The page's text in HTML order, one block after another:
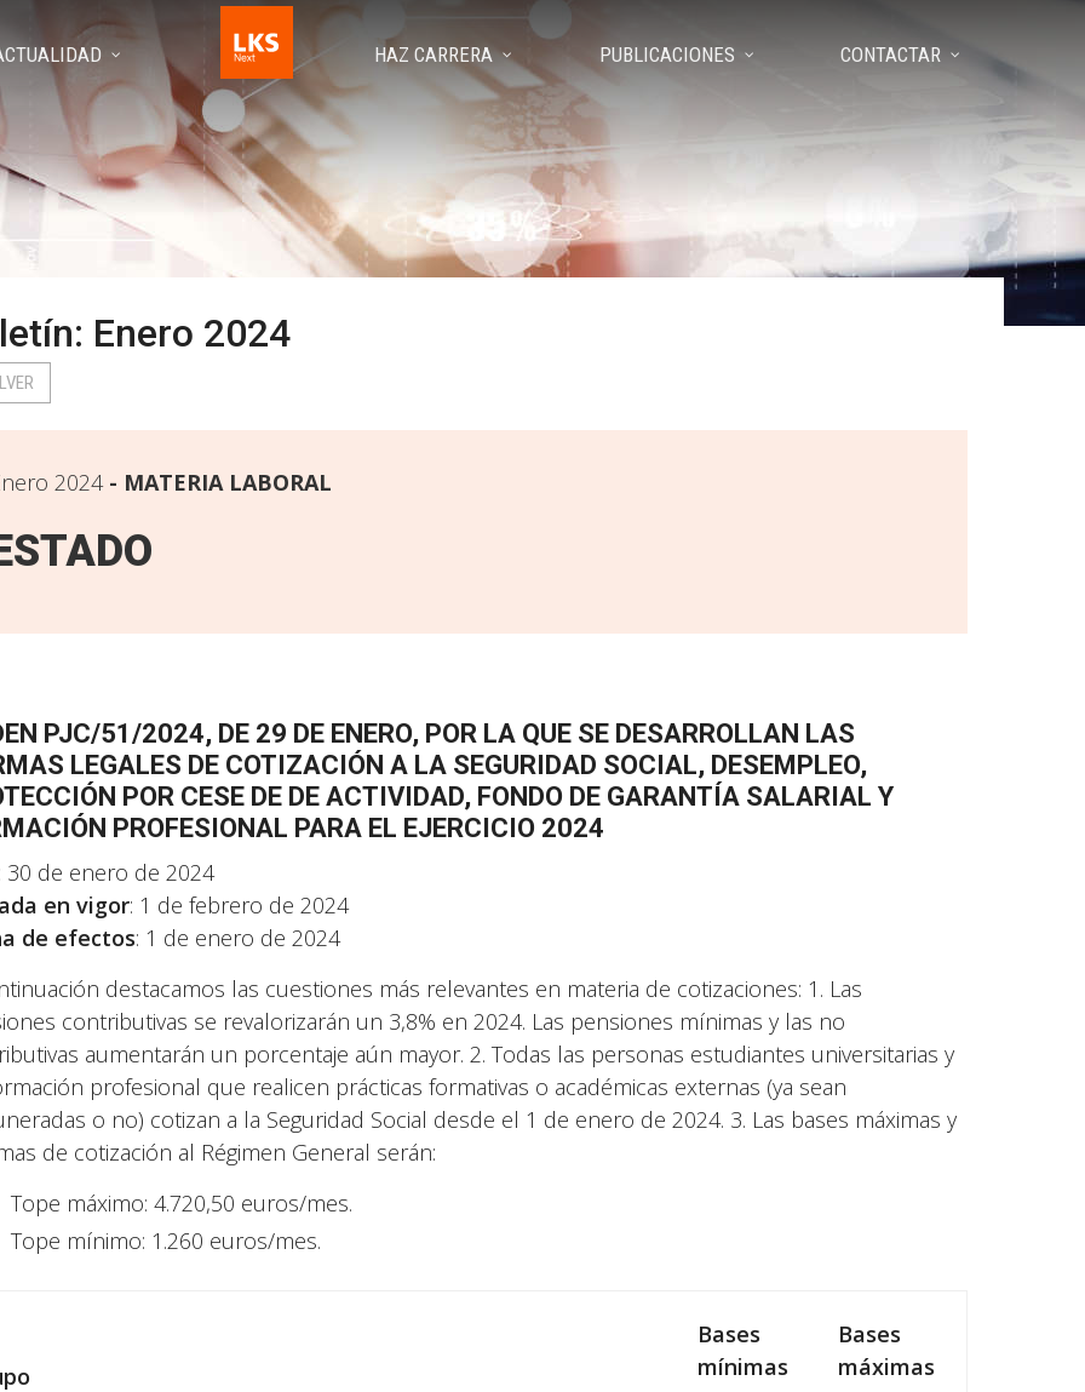
HAZ CARRERA PUBLICACIONES CONTACTAR
Enero 2024
2024 MATERIA LABORAL
PJC/51/2024, DE 29 DE ENERO, POR LA QUE SE DESARROLLAN LAS
LEGALES DE COTIZACIÓN A LA SEGURIDAD SOCIAL, DESEMPLEO,
POR CESE DE DE ACTIVIDAD, FONDO DE GARANTÍA SALARIAL Y
PROFESIONAL PARA EL EJERCICIO 2024
: 30 de enero de 2024
en vigor: 1 de febrero de 2024
de efectos: 1 de enero de 2024
destacamos las cuestiones más relevantes en materia de cotizaciones: 1. Las
contributivas se revalorizarán un 3,8% en 2024. Las pensiones mínimas y las no
aumentarán un porcentaje aún mayor. 2. Todas las personas estudiantes universitarias y
profesional que realicen prácticas formativas o académicas externas (ya sean
o no) cotizan a la Seguridad Social desde el 1 de enero de 2024. 3. Las bases máximas y
de cotización al Régimen General serán:
Tope máximo: 4.720,50 euros/mes.
Tope mínimo: 1.260 euros/mes.
Bases
mínimas
Bases
máximas